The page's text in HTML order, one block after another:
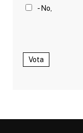
- No,
Vota